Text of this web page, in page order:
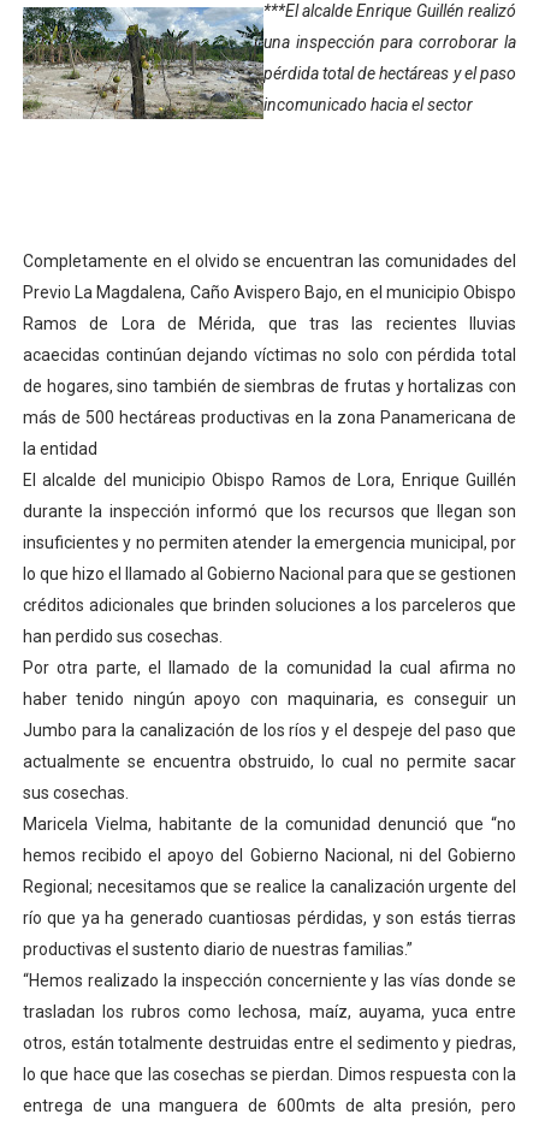
Hospital universitario muestra sus avances en visita
Instituto Nacional de Nutrición celebra Semana
Fortalecen formación académica de médicos en
Fortaleciendo la economía comunal en El Vigía con
Campo Elías consolida plan de bacheo en el sector La
Fundecem inició con éxito el taller vacacional de
El Lactario del Iahula celebra la Semana Mundial de la
Plan Vacacional "Venezuela Ríe 2026" brinda
Iniciación al yoga reúne a diversos clubes deportivos
Mincomunas impulsa el autogobierno en Mérida con
Expertos inspeccionan espacios del OAN para la
***El alcalde Enrique Guillén realizó
una inspección para corroborar la
pérdida total de hectáreas y el paso
incomunicado hacia el sector
Completamente en el olvido se encuentran las comunidades del
Previo La Magdalena, Caño Avispero Bajo, en el municipio Obispo
Ramos de Lora de Mérida, que tras las recientes lluvias
acaecidas continúan dejando víctimas no solo con pérdida total
de hogares, sino también de siembras de frutas y hortalizas con
más de 500 hectáreas productivas en la zona Panamericana de
la entidad
El alcalde del municipio Obispo Ramos de Lora, Enrique Guillén
durante la inspección informó que los recursos que llegan son
insuficientes y no permiten atender la emergencia municipal, por
lo que hizo el llamado al Gobierno Nacional para que se gestionen
créditos adicionales que brinden soluciones a los parceleros que
han perdido sus cosechas.
Por otra parte, el llamado de la comunidad la cual afirma no
haber tenido ningún apoyo con maquinaria, es conseguir un
Jumbo para la canalización de los ríos y el despeje del paso que
actualmente se encuentra obstruido, lo cual no permite sacar
sus cosechas.
Maricela Vielma, habitante de la comunidad denunció que “no
hemos recibido el apoyo del Gobierno Nacional, ni del Gobierno
Regional; necesitamos que se realice la canalización urgente del
río que ya ha generado cuantiosas pérdidas, y son estás tierras
productivas el sustento diario de nuestras familias.”
“Hemos realizado la inspección concerniente y las vías donde se
trasladan los rubros como lechosa, maíz, auyama, yuca entre
otros, están totalmente destruidas entre el sedimento y piedras,
lo que hace que las cosechas se pierdan. Dimos respuesta con la
entrega de una manguera de 600mts de alta presión, pero